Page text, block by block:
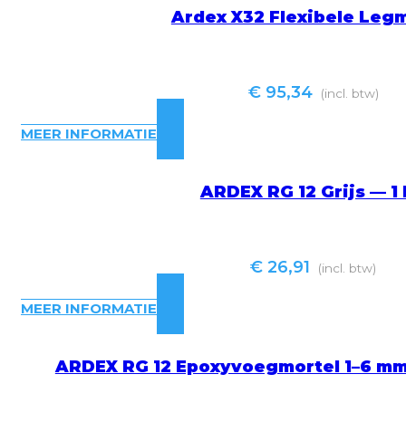
Ardex X32 Flexibele
€95,34 (incl. btw)
MEER INFORMATIE
ARDEX RG 12 Grijs — 1
€ 26,91 (incl. btw)
MEER INFORMATIE
ARDEX RG 12 Epoxyvoegmortel 1–6